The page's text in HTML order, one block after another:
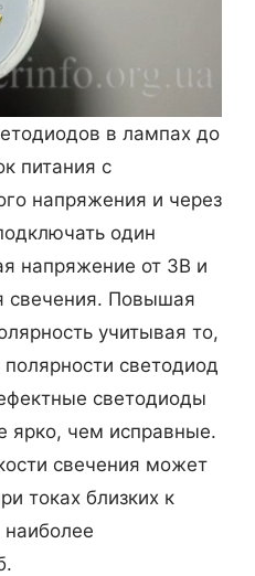
в лампах до
питания с
напряжения и через
один
напряжение от 3В и
свечения. Повышая
учитывая то,
светодиод
светодиоды
ярко, чем исправные.
свечения может
токах близких к